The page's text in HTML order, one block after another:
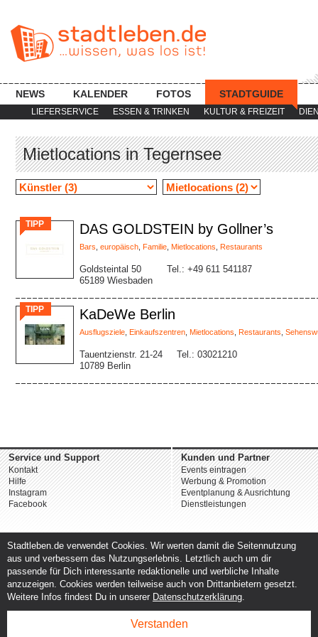
LIEFERSERVICE ESSEN & TRINKEN KULTUR & FREIZEIT
NEWS KALENDER FOTOS STADTGUIDE
Mietlocations in Tegernsee
TIPP DAS GOLDSTEIN by Gollner’s
Bars europäisch Familie Mietlocations Restaurants
Goldsteintal 50
65189 Wiesbaden
Tel.: +49 611 541187
TIPP KaDeWe Berlin
Ausflugsziele Einkaufszentren Mietlocations Restaurants
Tauentzienstr. 21-24
10789 Berlin
Tel.: 03021210
Service und Support
Kontakt
Hilfe
Instagram
Facebook
Kunden und Partner
Events eintragen
Werbung & Promotion
Eventplanung & Ausrichtung
Dienstleistungen
Stadtleben.de verwendet Cookies. Wir werten damit die Seitennutzung
aus und verbessern das Nutzungserlebnis. Letztlich auch um dir
passende für Dich interessante redaktionelle und werbliche Inhalte
anzuzeigen. Cookies werden teilweise auch von Drittanbietern gesetzt.
Weitere Infos findest Du in unserer Datenschutzerklärung.
Verstanden